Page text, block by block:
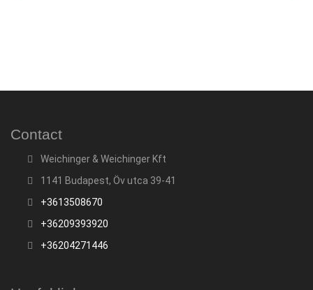
Contact
Weichinger & Weichinger Kft
1141 Budapest, Öv utca 39-41
+3613508670
+36209393920
+36204271446